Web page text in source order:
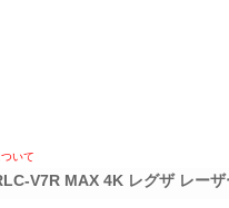
いて
V7R MAX 4K レグザ レー